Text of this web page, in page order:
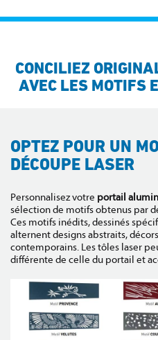
CONCILIEZ
AVEC LES MOTIFS
OPTEZ POUR UN
DÉCOUPE LASER
Personnalisez votre portail
sélection de motifs obtenus par
Ces motifs inédits, dessinés
alternent designs abstraits,
contemporains. Les tôles laser
différente de celle du portail et